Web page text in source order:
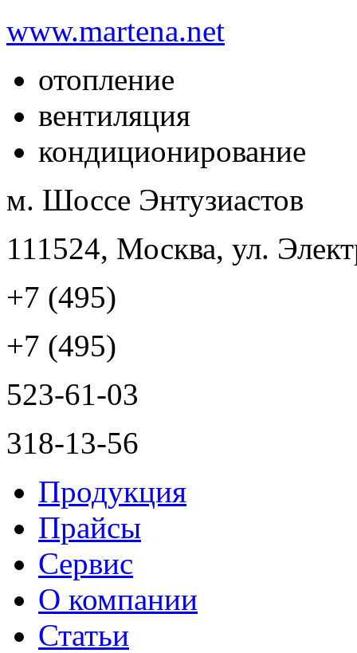
www.martena.net
отопление
вентиляция
кондиционирование
м. Шоссе Энтузиастов
111524, Москва, ул.
+7 (495)
+7 (495)
523-61-03
318-13-56
Продукция
Прайсы
Сервис
О компании
Статьи